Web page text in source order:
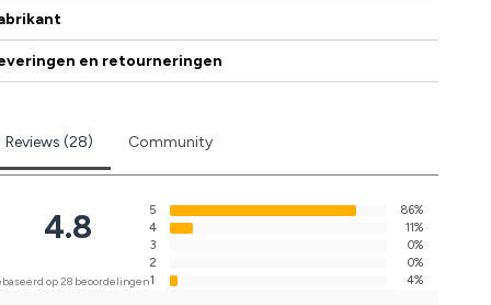
en retourneringen
Reviews (28) Community
4.8
op 28 beoordelingen
5
86%
4
11%
3
0%
2
0%
1
4%